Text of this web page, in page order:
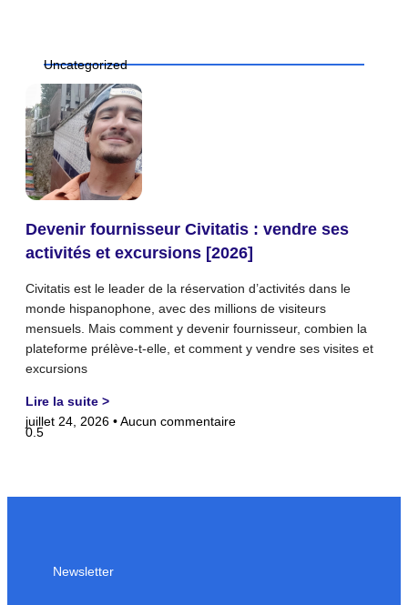
Uncategorized
Devenir fournisseur Civitatis : vendre ses
activités et excursions [2026]
Civitatis est le leader de la réservation d’activités dans le
monde hispanophone, avec des millions de visiteurs
mensuels. Mais comment y devenir fournisseur, combien la
plateforme prélève-t-elle, et comment y vendre ses visites et
excursions
Lire la suite >
juillet 24, 2026
Aucun commentaire
Newsletter